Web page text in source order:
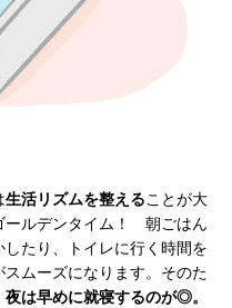
生活リズムを整えることが大
ールデンタイム！ 朝ごはん
たり、トイレに行く時間を
ムーズになります。そのた
は早めに就寝するのが◎。